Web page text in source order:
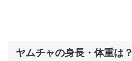
ヤムチャの身長・体重は？